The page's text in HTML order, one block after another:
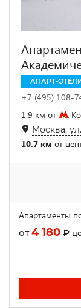
АПАРТ-
+7 (495) 108-
1.9 км от
Москва,
10.7 км от
Апартаменты
от4 180 ₽